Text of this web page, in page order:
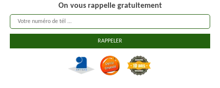
On vous rappelle gratuitement